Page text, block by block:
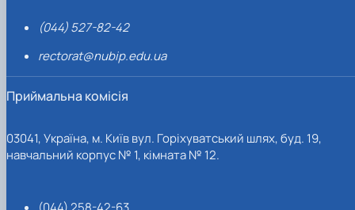
(044) 527-82-42
rectorat@nubip.edu.ua
Приймальна комісія
03041, Україна, м. Київ вул. Горіхуватський шлях, буд. 19,
навчальний корпус № 1, кімната № 12.